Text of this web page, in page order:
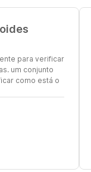
para verificar
um conjunto
como está o